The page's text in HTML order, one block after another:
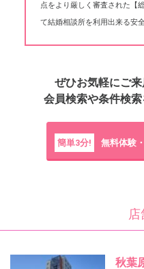
点をより厳しく審査された【
て結婚相談所を利用出来る安
ぜひお気軽にご来
会員検索や条件検索
簡単3分! 無料体験
店
秋葉